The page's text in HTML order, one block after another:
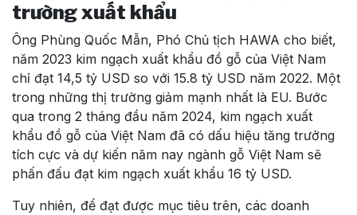
trường xuất khẩu
Ông Phùng Quốc Mẫn, Phó Chủ tịch HAWA cho biết,
năm 2023 kim ngạch xuất khẩu đồ gỗ của Việt Nam
chỉ đạt 14,5 tỷ USD so với 15.8 tỷ USD năm 2022. Một
trong những thị trường giảm mạnh nhất là EU. Bước
qua trong 2 tháng đầu năm 2024, kim ngạch xuất
khẩu đồ gỗ của Việt Nam đã có dấu hiệu tăng trưởng
tích cực và dự kiến năm nay ngành gỗ Việt Nam sẽ
phấn đấu đạt kim ngạch xuất khẩu 16 tỷ USD.
Tuy nhiên, để đạt được mục tiêu trên, các doanh